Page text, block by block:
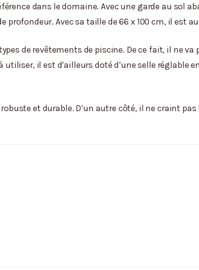
dans le domaine. Avec une garde au sol
profondeur. Avec sa taille de 66 x 100 cm, il est
de revêtements de piscine. De ce fait, il ne va
il est d’ailleurs doté d’une selle réglable
et durable. D’un autre côté, il ne craint